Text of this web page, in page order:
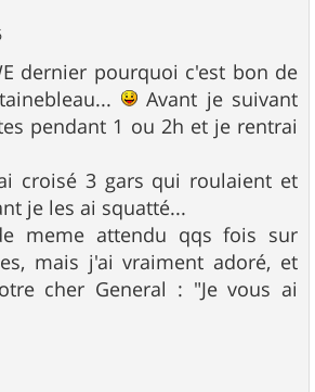
dernier pourquoi c'est bon de
Avant je suivant
pendant 1 ou 2h et je rentrai
croisé 3 gars qui roulaient et
je les ai squatté...
meme attendu qqs fois sur
mais j'ai vraiment adoré, et
cher General : "Je vous ai